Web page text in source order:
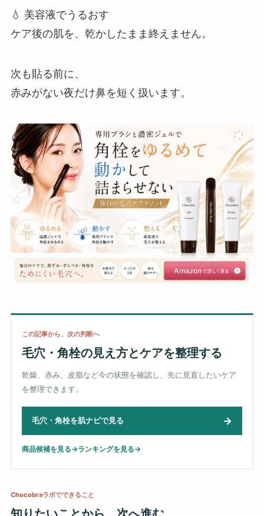
💧 美容液でうるおす
ケア後の肌を、乾かしたまま終えません。
次も貼る前に、
赤みがない夜だけ鼻を短く扱います。
この記事から、次の判断へ
毛穴・角栓の見え方とケアを整理する
乾燥、赤み、皮脂など今の状態を確認し、先に見直したいケア
を整理できます。
毛穴・角栓を肌ナビで見る →
商品候補を見る→ランキングを見る→
Chocobraラボでできること